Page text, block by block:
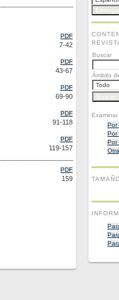
Buscar
Ámbito
Examinar
Por
Por
Por
PDF
7-42
PDF
43-67
PDF
69-90
PDF
91-118
PDF
119-157
PDF
159